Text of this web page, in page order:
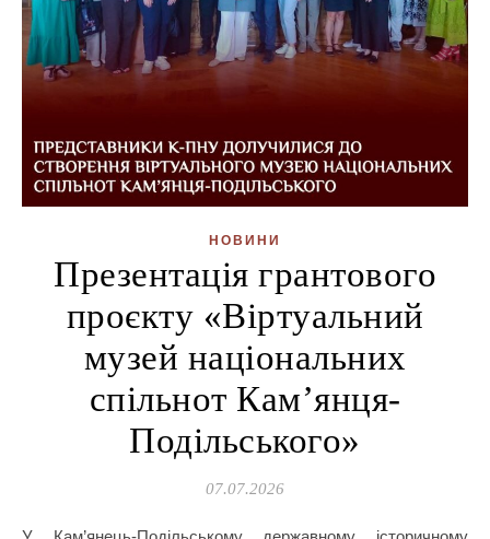
НОВИНИ
Презентація грантового
проєкту «Віртуальний
музей національних
спільнот Кам’янця-
Подільського»
07.07.2026